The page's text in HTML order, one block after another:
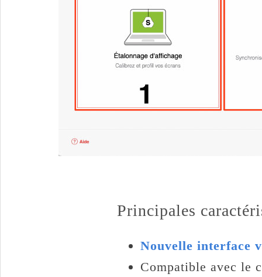
Principales
Nouvelle interface
Compatible avec le